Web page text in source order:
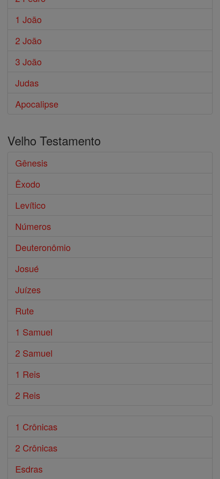
1 João
2 João
3 João
Judas
Apocalipse
Velho Testamento
Gênesis
Êxodo
Levítico
Números
Deuteronômio
Josué
Juízes
Rute
1 Samuel
2 Samuel
1 Reis
2 Reis
1 Crônicas
2 Crônicas
Esdras